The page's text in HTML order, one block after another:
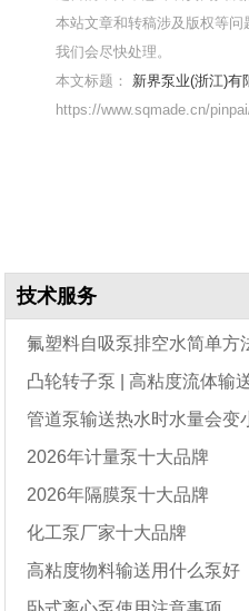
本站文章和转稿涉及版权等问
我们会尽快处理。
本文标题： 新界泵业(浙江)有
https://www.sqmade.cn/
技术服务
氟塑料自吸泵排空水简单方
凸轮转子泵 | 高粘度流体输
管道泵输送热水时水量会变
2026年计量泵十大品牌
2026年隔膜泵十大品牌
化工泵厂家十大品牌
高粘度物料输送用什么泵好